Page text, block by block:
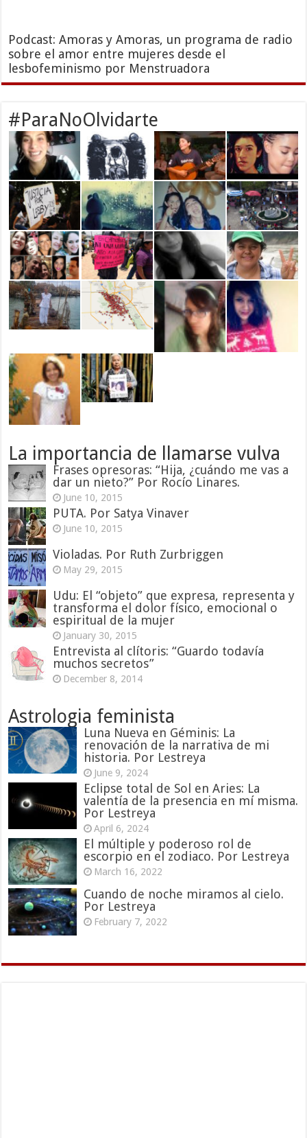
Podcast: Amoras y Amoras, un programa de radio
sobre el amor entre mujeres desde el
lesbofeminismo por Menstruadora
#ParaNoOlvidarte
La importancia de llamarse vulva
Frases opresoras: “Hija, ¿cuándo me vas a
dar un nieto?” Por Rocío Linares.
June 10, 2015
PUTA. Por Satya Vinaver
June 10, 2015
Violadas. Por Ruth Zurbriggen
May 29, 2015
Udu: El “objeto” que expresa, representa y
transforma el dolor físico, emocional o
espiritual de la mujer
January 30, 2015
Entrevista al clítoris: “Guardo todavía
muchos secretos”
December 8, 2014
Astrologia feminista
Luna Nueva en Géminis: La
renovación de la narrativa de mi
historia. Por Lestreya
June 9, 2024
Eclipse total de Sol en Aries: La
valentía de la presencia en mí misma.
Por Lestreya
April 6, 2024
El múltiple y poderoso rol de
escorpio en el zodiaco. Por Lestreya
March 16, 2022
Cuando de noche miramos al cielo.
Por Lestreya
February 7, 2022